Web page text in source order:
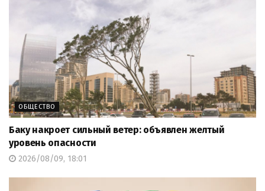
ОБЩЕСТВО
Баку накроет сильный ветер: объявлен желтый
уровень опасности
2026/08/09, 18:01